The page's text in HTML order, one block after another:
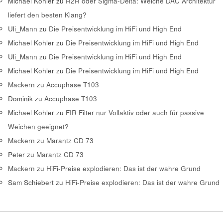
liefert den besten Klang?
Uli_Mann zu Die Preisentwicklung im HiFi und High End
Michael Kohler zu Die Preisentwicklung im HiFi und High End
Uli_Mann zu Die Preisentwicklung im HiFi und High End
Michael Kohler zu Die Preisentwicklung im HiFi und High End
Mackern zu Accuphase T103
Dominik zu Accuphase T103
Michael Kohler zu FIR Filter nur Vollaktiv oder auch für passive
Weichen geeignet?
Mackern zu Marantz CD 73
Peter zu Marantz CD 73
Mackern zu HiFi-Preise explodieren: Das ist der wahre Grund
Sam Schiebert zu HiFi-Preise explodieren: Das ist der wahre Grund